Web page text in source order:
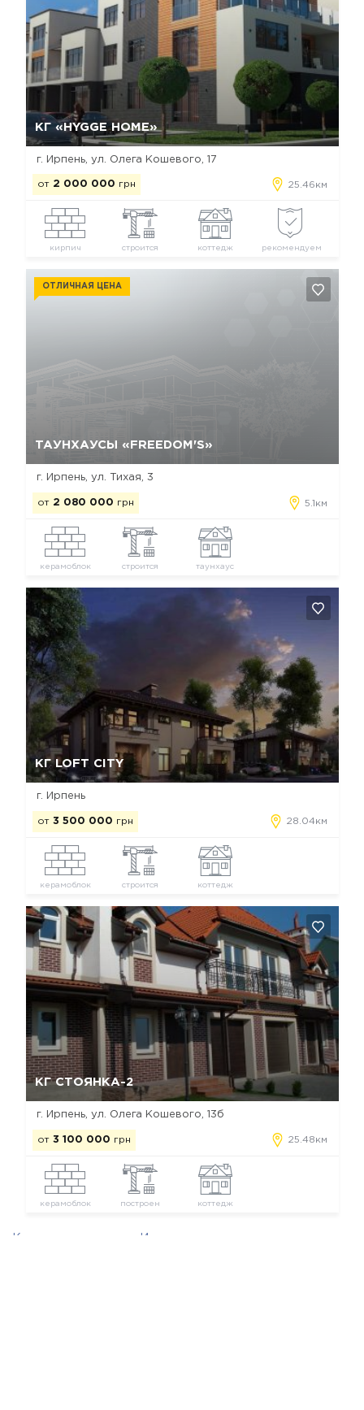
КГ «HYGGE HOME»
г. Ирпень, ул. Олега Кошевого, 17
от 2 000 000 грн 25.46км
кирпич строится коттедж рекомендуем
ТАУНХАУСЫ «FREEDOM'S»
ОТЛИЧНАЯ ЦЕНА
г. Ирпень, ул. Тихая, 3
от 2 080 000 грн 5.1км
керамоблок строится таунхаус
КГ LOFT CITY
г. Ирпень
от 3 500 000 грн 28.04км
керамоблок строится коттедж
Да, удалить Отмена
КГ СТОЯНКА-2
г. Ирпень, ул. Олега Кошевого, 13б
от 3 100 000 грн 25.48км
керамоблок построен коттедж
Да, удалить Отмена
Коттеджные городки Ирпеня